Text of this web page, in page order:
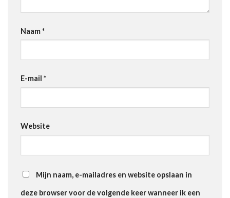
Naam*
E-mail *
Website
Mijn naam, e-mailadres en website opslaan in
deze browser voor de volgende keer wanneer ik een